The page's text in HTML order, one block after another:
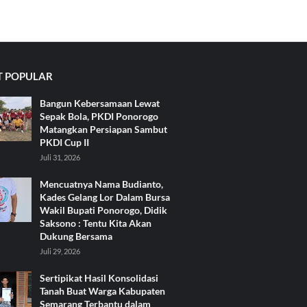
POPULAR
Bangun Kebersamaan Lewat
Sepak Bola, PKDI Ponorogo
Matangkan Persiapan Sambut
PKDI Cup II
Juli 31, 2026
Mencuatnya Nama Budianto,
Kades Gelang Lor Dalam Bursa
Wakil Bupati Ponorogo, Didik
Saksono : Tentu Kita Akan
Dukung Bersama
Juli 29, 2026
Sertipikat Hasil Konsolidasi
Tanah Buat Warga Kabupaten
Semarang Terbantu dalam